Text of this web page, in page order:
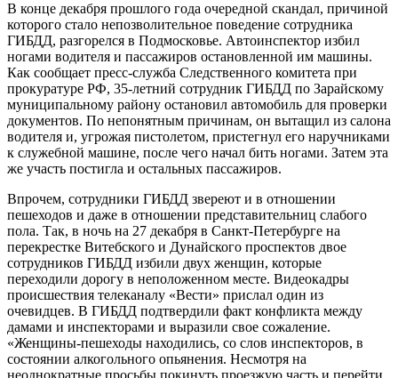
В конце декабря прошлого года очередной скандал, причиной
которого стало непозволительное поведение сотрудника
ГИБДД, разгорелся в Подмосковье. Автоинспектор избил
ногами водителя и пассажиров остановленной им машины.
Как сообщает пресс-служба Следственного комитета при
прокуратуре РФ, 35-летний сотрудник ГИБДД по Зарайскому
муниципальному району остановил автомобиль для проверки
документов. По непонятным причинам, он вытащил из салона
водителя и, угрожая пистолетом, пристегнул его наручниками
к служебной машине, после чего начал бить ногами. Затем эта
же участь постигла и остальных пассажиров.
Впрочем, сотрудники ГИБДД звереют и в отношении
пешеходов и даже в отношении представительниц слабого
пола. Так, в ночь на 27 декабря в Санкт-Петербурге на
перекрестке Витебского и Дунайского проспектов двое
сотрудников ГИБДД избили двух женщин, которые
переходили дорогу в неположенном месте. Видеокадры
происшествия телеканалу «Вести» прислал один из
очевидцев. В ГИБДД подтвердили факт конфликта между
дамами и инспекторами и выразили свое сожаление.
«Женщины-пешеходы находились, со слов инспекторов, в
состоянии алкогольного опьянения. Несмотря на